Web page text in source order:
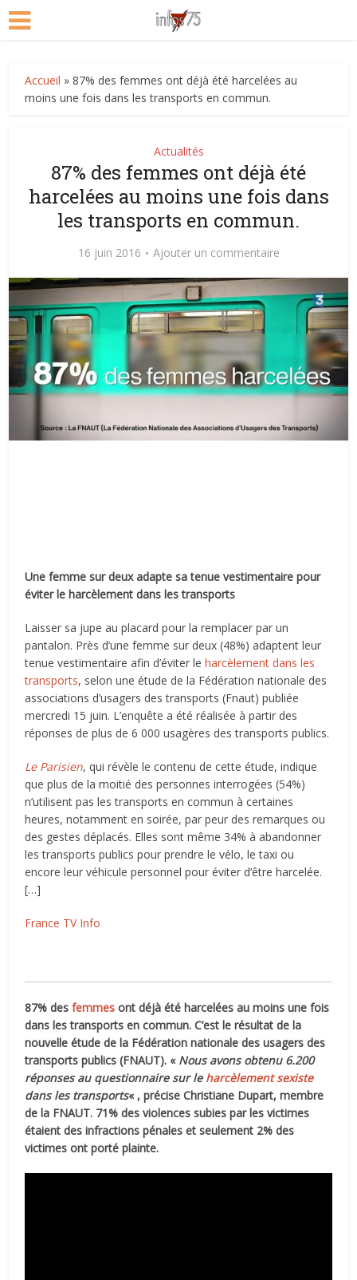
Accueil »87% des femmes ont déjà été harcelées au
moins une fois dans les transports en commun.
Actualités
87% des femmes ont déjà été
harcelées au moins une fois dans
les transports en commun.
16 juin 2016 Ajouter un commentaire
Une femme sur deux adapte sa tenue vestimentaire pour
éviter le harcèlement dans les transports
Laisser sa jupe au placard pour la remplacer par un
pantalon. Près d’une femme sur deux (48%) adaptent leur
tenue vestimentaire afin d’éviter leharcèlement dans les
transports, selon une étude de la Fédération nationale des
associations d’usagers des transports (Fnaut) publiée
mercredi 15 juin. L’enquête a été réalisée à partir des
réponses de plus de 6 000 usagères des transports publics.
Le Parisien, qui révèle le contenu de cette étude, indique
que plus de la moitié des personnes interrogées (54%)
n’utilisent pas les transports en commun à certaines
heures, notamment en soirée, par peur des remarques ou
des gestes déplacés. Elles sont même 34% à abandonner
les transports publics pour prendre le vélo, le taxi ou
encore leur véhicule personnel pour éviter d’être harcelée.
[…]
France TV Info
87% desfemmesont déjà été harcelées au moins une fois
dans les transports en commun. C’est le résultat de la
nouvelle étude de la Fédération nationale des usagers des
transports publics (FNAUT). « Nous avons obtenu 6.200
réponses au questionnaire sur le harcèlement sexiste
dans les transports« , précise Christiane Dupart, membre
de la FNAUT. 71% des violences subies par les victimes
étaient des infractions pénales et seulement 2% des
victimes ont porté plainte.